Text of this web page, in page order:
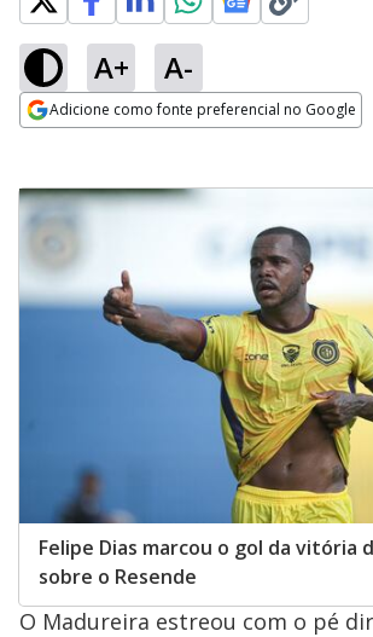
A+ A-
Adicione como fonte preferencial no Google
Felipe Dias marcou o gol da vitória
sobre o Resende
O Madureira estreou com o pé